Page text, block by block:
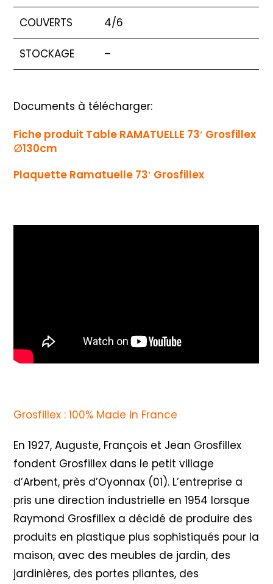
COUVERTS 4/6
STOCKAGE –
Documents à télécharger:
Fiche produit Table RAMATUELLE 73′ Grosfillex
∅130cm
Plaquette Ramatuelle 73′ Grosfillex
Grosfillex : 100% Made in France
En 1927, Auguste, François et Jean Grosfillex
fondent Grosfillex dans le petit village
d’Arbent, près d’Oyonnax (01). L’entreprise a
pris une direction industrielle en 1954 lorsque
Raymond Grosfillex a décidé de produire des
produits en plastique plus sophistiqués pour la
maison, avec des meubles de jardin, des
jardinières, des portes pliantes, des